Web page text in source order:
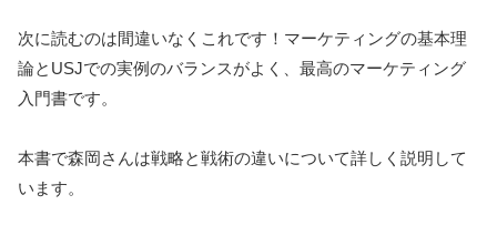
次に読むのは間違いなくこれです！マーケティングの基本理
論とUSJでの実例のバランスがよく、最高のマーケティング
入門書です。
本書で森岡さんは戦略と戦術の違いについて詳しく説明して
います。